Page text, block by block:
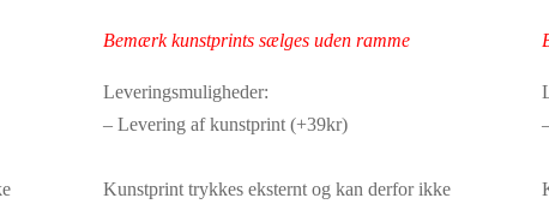
på
Bemærk kunstprints sælges uden ramme
Leveringsmuligheder:
– Levering af kunstprint (+39kr)
Kunstprint trykkes eksternt og kan derfor ikke